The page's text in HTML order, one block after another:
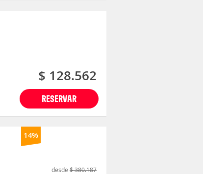
RESERVAR
$ 128.562
14%
desde $ 380.187